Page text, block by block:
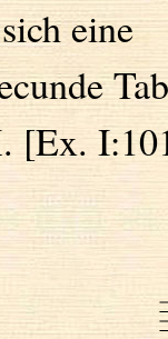
eine
[Ex.